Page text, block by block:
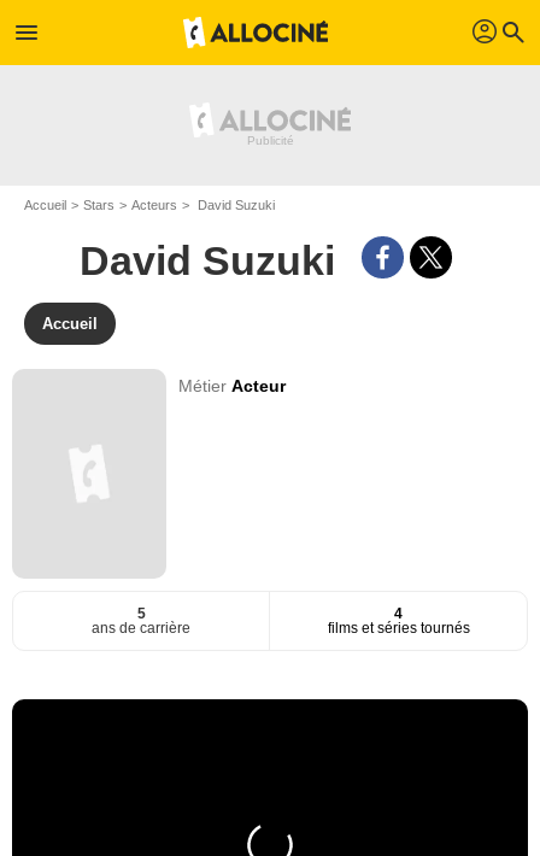
menu profil search
Accueil Stars Acteurs David Suzuki
David Suzuki
Accueil
MétierActeur
5
ans de carrière
4
films et séries tournés